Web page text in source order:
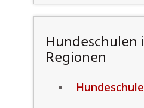
Hundeschulen
Regionen